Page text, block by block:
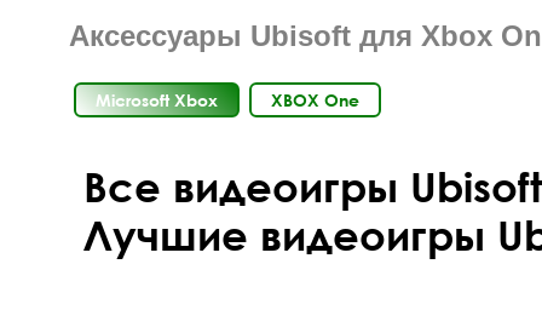
Аксессуары Ubisoft для Xbox
Microsoft Xbox XBOX One
Все видеоигры
Лучшие видеоигры